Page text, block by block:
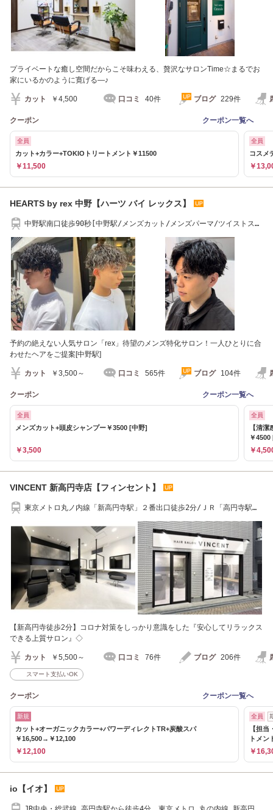
プライベートな癒し空間だからこそ味わえる、贅沢なサロンTime☆まるでお
家にいるかのように寛げる―♪
カット ￥4,500 口コミ 40件 ブログ 229件
クーポン クーポン一覧へ
全員
カット+カラー+TOKIOトリートメント￥11500
￥11,500
全員
コスメ
￥
HEARTS by rex 中野【ハーツ バイ レックス】
中野駅南口徒歩90秒[中野駅/メンズカット/メンズパーマ/ツイストスパ
予約の絶えない人気サロン「rex」待望のメンズ特化サロン！一人ひとりに合
わせたヘアをご提案[中野駅]
カット ￥3,500～ 口コミ 565件 ブログ 104件
クーポン クーポン一覧へ
全員
メンズカット+頭皮シャンプー￥3500 [中野]
￥3,500
全員
【清
￥
￥
VINCENT 新高円寺店【フィンセント】
東京メトロ丸ノ内線「新高円寺駅」２番出口徒歩2分/ＪＲ「高円寺駅」
【新高円寺徒歩2分】コロナ対策をしっかり意識をした『安心してリラックス
できる上質サロン』◇
カット ￥5,500～ 口コミ 76件 ブログ 206件
スマート支払いOK
クーポン クーポン一覧へ
新規
カット+オーガニックカラー+パワーディレクトTR+炭酸スパ
￥16,500→￥12,100
￥12,100
全員
【担
トメン
￥
io【イオ】